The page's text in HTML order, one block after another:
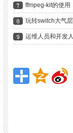
错误，软件已关
ffmpeg-kit的使用
庫、依賴的使用
出aar
玩转switch大气
ERRORS
运维人员和开发